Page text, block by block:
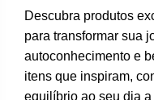
Descubra produtos
para transformar sua
autoconhecimento e
itens que inspiram,
equilíbrio ao seu dia a